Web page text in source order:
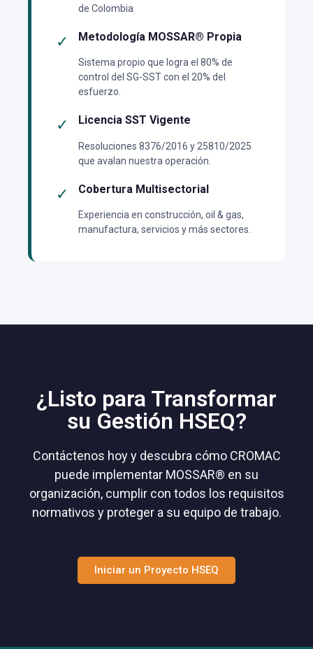
de Colombia
✓ Metodología MOSSAR® Propia
Sistema propio que logra el 80% de
control del SG-SST con el 20% del
esfuerzo.
✓ Licencia SST Vigente
Resoluciones 8376/2016 y 25810/2025
que avalan nuestra operación.
✓ Cobertura Multisectorial
Experiencia en construcción, oil & gas,
manufactura, servicios y más sectores.
¿Listo para Transformar
su Gestión HSEQ?
Contáctenos hoy y descubra cómo CROMAC
puede implementar MOSSAR® en su
organización, cumplir con todos los requisitos
normativos y proteger a su equipo de trabajo.
Iniciar un Proyecto HSEQ